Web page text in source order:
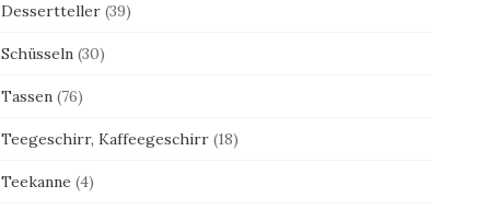
Dessertteller (39)
Schüsseln (30)
Tassen (76)
Teegeschirr, Kaffeegeschirr (18)
Teekanne (4)